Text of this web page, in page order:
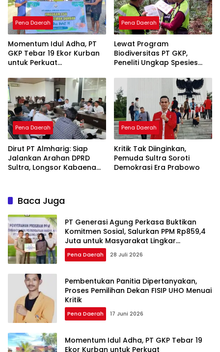
Pena Daerah
Momentum Idul Adha, PT
GKP Tebar 19 Ekor Kurban
untuk Perkuat
Pena Daerah
Lewat Program
Biodiversitas PT GKP,
Peneliti Ungkap Spesies
Pena Daerah
Dirut PT Almharig: Siap
Jalankan Arahan DPRD
Sultra, Longsor Kabaena
Pena Daerah
Kritik Tak Diinginkan,
Pemuda Sultra Soroti
Demokrasi Era Prabowo
Baca Juga
PT Generasi Agung Perkasa Buktikan
Komitmen Sosial, Salurkan PPM Rp859,4
Juta untuk Masyarakat Lingkar
Tambang
Pena Daerah 28 Juli 2026
Pembentukan Panitia Dipertanyakan,
Proses Pemilihan Dekan FISIP UHO Menuai
Kritik
Pena Daerah 17 Juni 2026
Momentum Idul Adha, PT GKP Tebar 19
Ekor Kurban untuk Perkuat